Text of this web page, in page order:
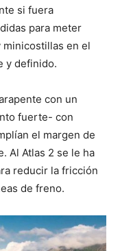
si fuera
para meter
minicostillas en el
y definido.
con un
fuerte- con
el margen de
Al Atlas 2 se le ha
reducir la fricción
de freno.